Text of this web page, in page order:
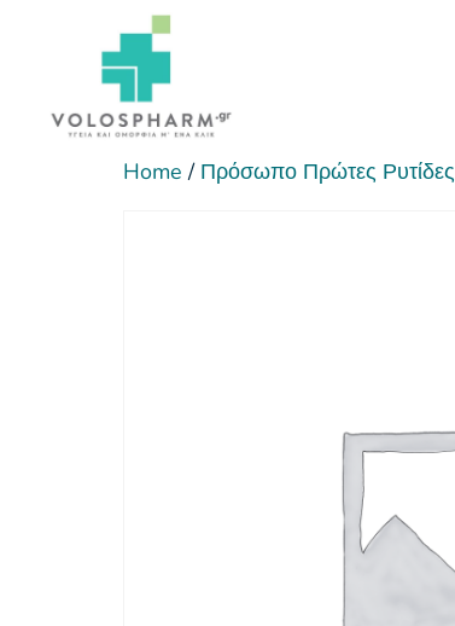
Home / Πρόσωπο Πρώτες Ρυτίδες